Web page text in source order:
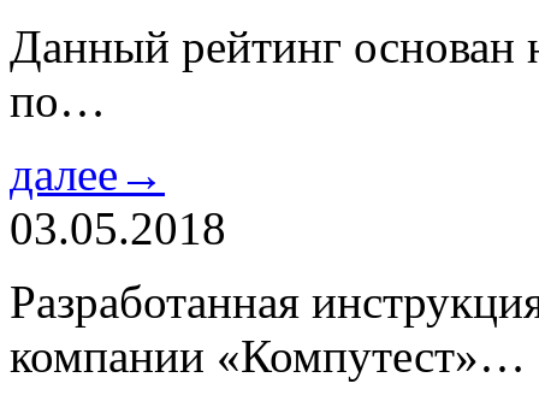
Данный рейтинг основан
по…
далее→
03.05.2018
Разработанная
компании «Компутест»…